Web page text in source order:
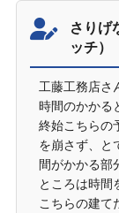
さりげ
ッチ）
工藤工務店さ
時間のかかる
終始こちらの
を崩さず、と
間がかかる部
ところは時間
こちらの建て